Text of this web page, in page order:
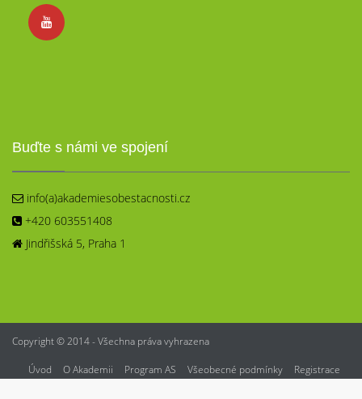
Buďte s námi ve spojení
info(a)akademiesobestacnosti.cz
+420 603551408
Jindřišská 5, Praha 1
Copyright © 2014 - Všechna práva vyhrazena
Úvod O Akademii Program AS Všeobecné podmínky Registrace